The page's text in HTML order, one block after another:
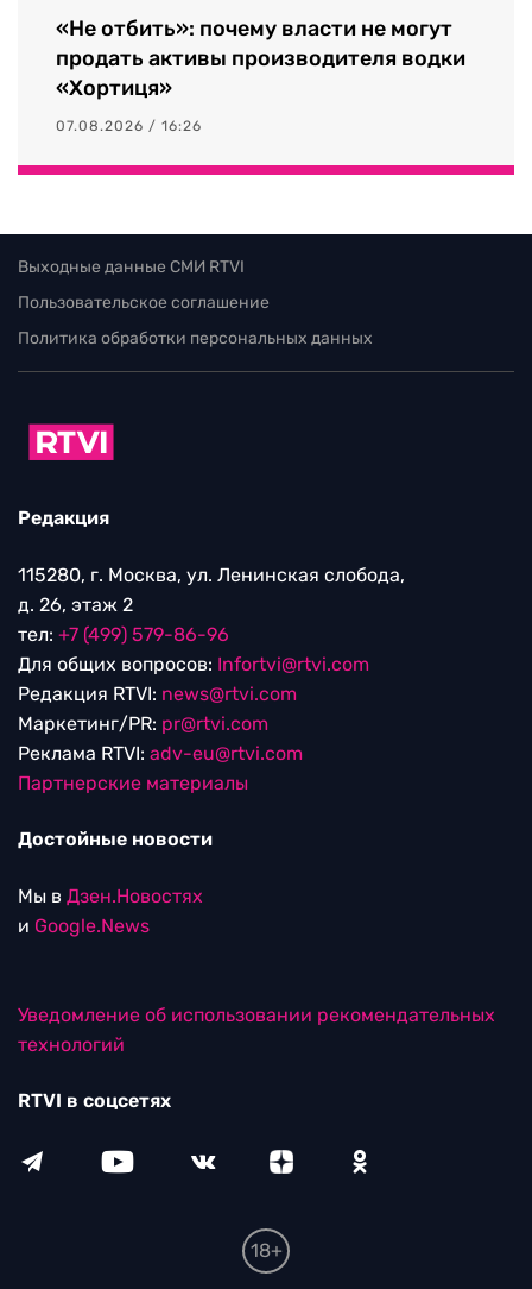
«Не отбить»: почему власти не могут
продать активы производителя водки
«Хортиця»
07.08.2026 / 16:26
Выходные данные СМИ RTVI
Пользовательское соглашение
Политика обработки персональных данных
Редакция
115280, г. Москва, ул. Ленинская слобода,
д. 26, этаж 2
тел: +7 (499) 579-86-96
Для общих вопросов: Infortvi@rtvi.com
Редакция RTVI: news@rtvi.com
Маркетинг/PR: pr@rtvi.com
Реклама RTVI: adv-eu@rtvi.com
Партнерские материалы
Достойные новости
Мы в Дзен.Новостях
и Google.News
Уведомление об использовании рекомендательных
технологий
RTVI в соцсетях
18+